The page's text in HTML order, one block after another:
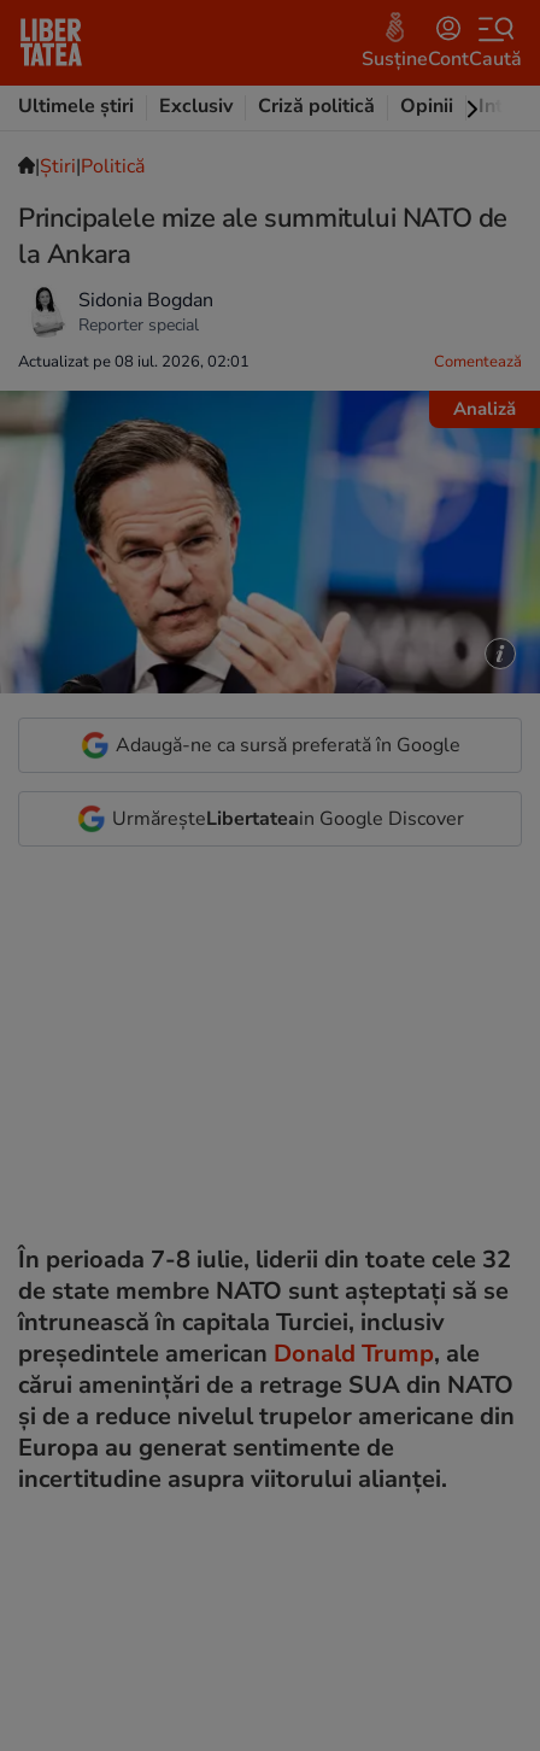
SusțineContCaută
Ultimele știri
Exclusiv Criză politică Opinii
|Ştiri|Politică
Principalele mize ale summitului NATO de
la Ankara
Sidonia Bogdan
Reporter special
Actualizat pe 08 iul. 2026, 02:01 Comentează
Analiză
Adaugă-ne ca sursă preferată în Google
UrmăreșteLibertateain Google Discover
În perioada 7-8 iulie, liderii din toate cele 32
de state membre NATO sunt așteptați să se
întrunească în capitala Turciei, inclusiv
președintele american Donald Trump, ale
cărui amenințări de a retrage SUA din NATO
și de a reduce nivelul trupelor americane din
Europa au generat sentimente de
incertitudine asupra viitorului alianței.